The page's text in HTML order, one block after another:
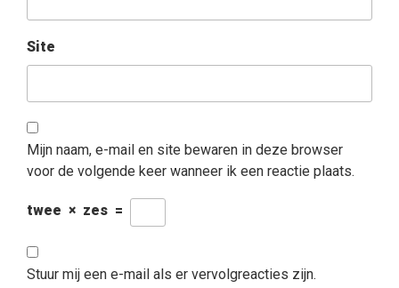
Site
Mijn naam, e-mail en site bewaren in deze browser
voor de volgende keer wanneer ik een reactie plaats.
twee × zes =
Stuur mij een e-mail als er vervolgreacties zijn.